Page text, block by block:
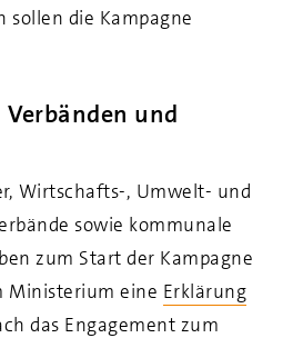
sollen die Kampagne
und
Wirtschafts-, Umwelt- und
sowie kommunale
zum Start der Kampagne
Ministerium eine Erklärung
das Engagement zum